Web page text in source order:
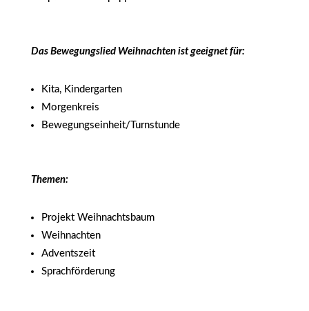
Das Bewegungslied Weihnachten ist geeignet für:
Kita, Kindergarten
Morgenkreis
Bewegungseinheit/Turnstunde
Themen:
Projekt Weihnachtsbaum
Weihnachten
Adventszeit
Sprachförderung